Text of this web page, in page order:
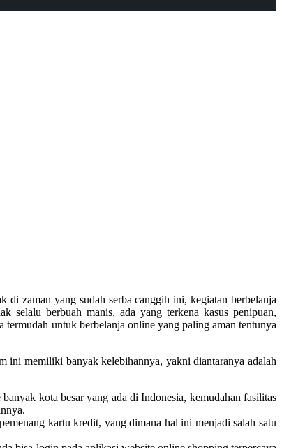
zaman yang sudah serba canggih ini, kegiatan berbelanja
selalu berbuah manis, ada yang terkena kasus penipuan,
untuk berbelanja online yang paling aman tentunya
ini memiliki banyak kelebihannya, yakni diantaranya adalah
kota besar yang ada di Indonesia, kemudahan fasilitas
kartu kredit, yang dimana hal ini menjadi salah satu